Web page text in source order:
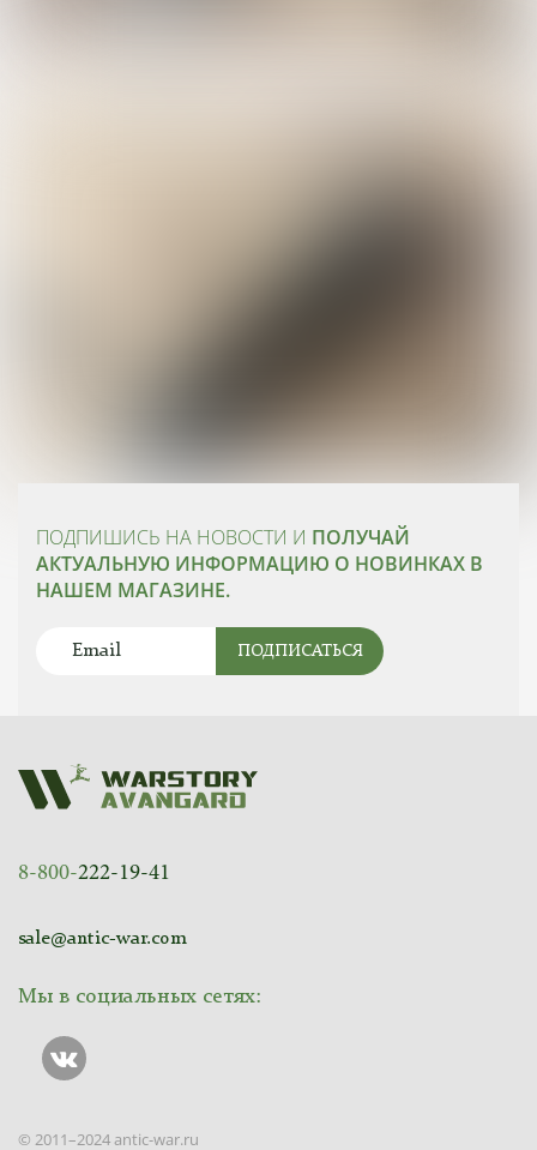
ПОДПИШИСЬ НА НОВОСТИ И ПОЛУЧАЙ
АКТУАЛЬНУЮ ИНФОРМАЦИЮ О НОВИНКАХ В
НАШЕМ МАГАЗИНЕ.
ПОДПИСАТЬСЯ
8-800-222-19-41
sale@antic-war.com
Мы в социальных сетях:
© 2011–2024 antic-war.ru